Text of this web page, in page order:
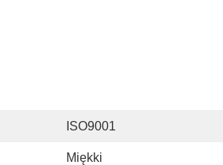
ISO9001
Miękki